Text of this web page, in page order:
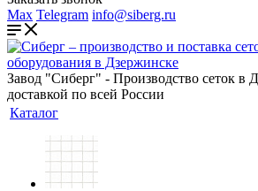
Max Telegram info@siberg.ru
Завод "Сиберг" - Производство сеток в
доставкой по всей России
Каталог